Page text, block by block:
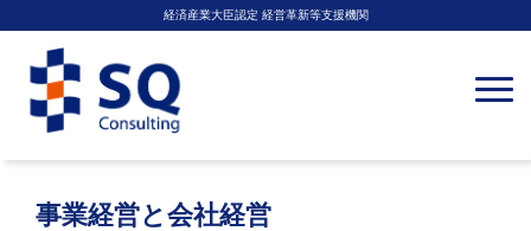
経済産業大臣認定 経営革新等支援機関
N
a
g
事業経営と会社経営